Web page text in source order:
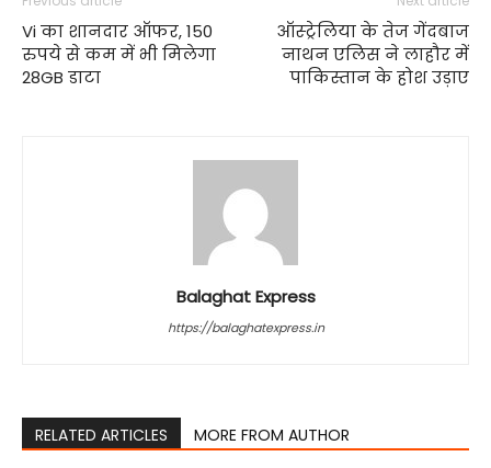
Vi का शानदार ऑफर, 150
रुपये से कम में भी मिलेगा
28GB डाटा
ऑस्ट्रेलिया के तेज गेंदबाज
नाथन एलिस ने लाहौर में
पाकिस्तान के होश उड़ाए
Balaghat Express
https://balaghatexpress.in
RELATED ARTICLES MORE FROM AUTHOR